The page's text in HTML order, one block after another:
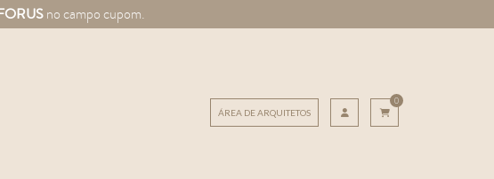
no campo cupom.
ÁREA DE ARQUITETOS
0